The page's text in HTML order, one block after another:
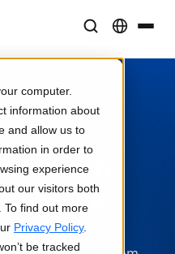
computer.
information about
and allow us to
in order to
experience
our visitors both
To find out more
Privacy Policy.
be tracked
helst
med ert varumärke
av tolkning
AI och